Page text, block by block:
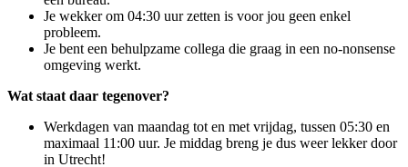
Je wekker om 04:30 uur zetten is voor jou geen enkel
probleem.
Je bent een behulpzame collega die graag in een no-nonsense
omgeving werkt.
Wat staat daar tegenover?
Werkdagen van maandag tot en met vrijdag, tussen 05:30 en
maximaal 11:00 uur. Je middag breng je dus weer lekker door
in Utrecht!